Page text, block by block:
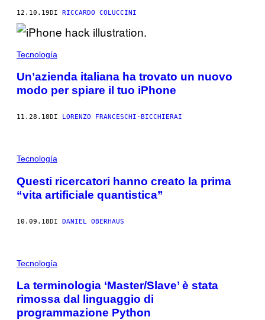
12.10.19DI RICCARDO COLUCCINI
Tecnología
Un’azienda italiana ha trovato un nuovo
modo per spiare il tuo iPhone
11.28.18DI LORENZO FRANCESCHI-BICCHIERAI
Tecnología
Questi ricercatori hanno creato la prima
“vita artificiale quantistica”
10.09.18DI DANIEL OBERHAUS
Tecnología
La terminologia ‘Master/Slave’ è stata
rimossa dal linguaggio di
programmazione Python